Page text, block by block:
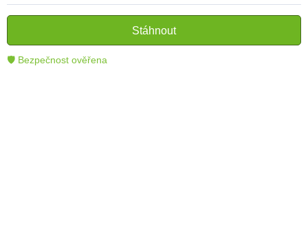
pomáhají čtenářům lépe porozumět a využít
moderní technologie.
Stáhnout
🛡 Bezpečnost ověřena